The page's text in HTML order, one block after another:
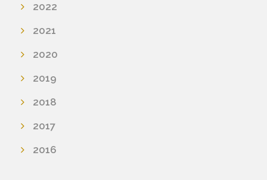
2022
2021
2020
2019
2018
2017
2016